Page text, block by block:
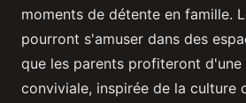
moments de détente en famille.
pourront s'amuser dans des
que les parents profiteront d'une
conviviale, inspirée de la culture